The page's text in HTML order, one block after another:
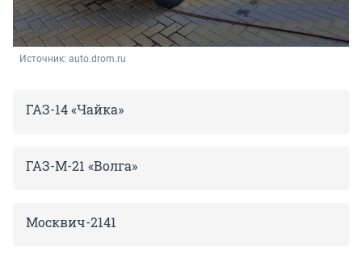
Источник: auto.drom.ru
ГАЗ-14 «Чайка»
ГАЗ-М-21 «Волга»
Москвич-2141